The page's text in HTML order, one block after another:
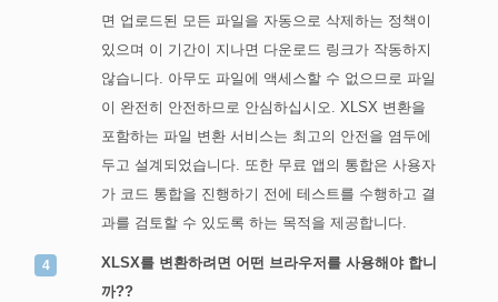
면 업로드된 모든 파일을 자동으로 삭제하는 정책이
있으며 이 기간이 지나면 다운로드 링크가 작동하지
않습니다. 아무도 파일에 액세스할 수 없으므로 파일
이 완전히 안전하므로 안심하십시오. XLSX 변환을
포함하는 파일 변환 서비스는 최고의 안전을 염두에
두고 설계되었습니다. 또한 무료 앱의 통합은 사용자
가 코드 통합을 진행하기 전에 테스트를 수행하고 결
과를 검토할 수 있도록 하는 목적을 제공합니다.
XLSX를 변환하려면 어떤 브라우저를 사용해야 합니
까??